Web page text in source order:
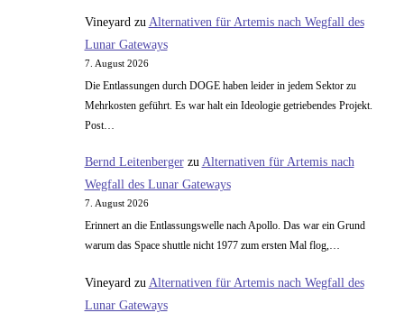
Vineyard zu Alternativen für Artemis nach Wegfall des
Lunar Gateways
7. August 2026
Die Entlassungen durch DOGE haben leider in jedem Sektor zu
Mehrkosten geführt. Es war halt ein Ideologie getriebendes Projekt.
Post…
Bernd Leitenbergerzu Alternativen für Artemis nach
Wegfall des Lunar Gateways
7. August 2026
Erinnert an die Entlassungswelle nach Apollo. Das war ein Grund
warum das Space shuttle nicht 1977 zum ersten Mal flog,…
Vineyard zu Alternativen für Artemis nach Wegfall des
Lunar Gateways